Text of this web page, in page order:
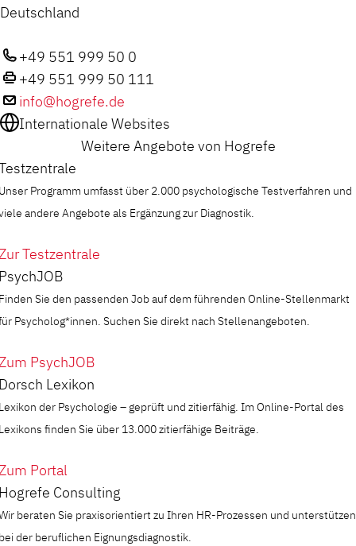
Deutschland
+49 551 999 50 0
+49 551 999 50 111
info@hogrefe.de
Internationale Websites
Weitere Angebote von Hogrefe
Programm umfasst über 2.000 psychologische Testverfahren und
andere Angebote als Ergänzung zur Diagnostik.
Testzentrale
Sie den passenden Job auf dem führenden Online-Stellenmarkt
Psycholog*innen. Suchen Sie direkt nach Stellenangeboten.
PsychJOB
Lexikon
der Psychologie – geprüft und zitierfähig. Im Online-Portal des
finden Sie über 13.000 zitierfähige Beiträge.
Portal
Consulting
beraten Sie praxisorientiert zu Ihren HR-Prozessen und unterstützen
der beruflichen Eignungsdiagnostik.